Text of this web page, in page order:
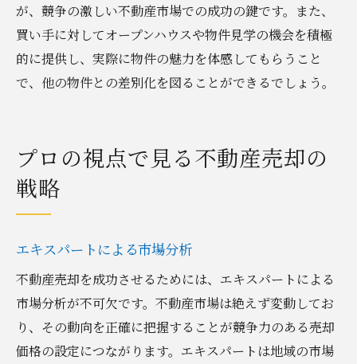
が、競争の激しい不動産市場での成功の鍵です。また、
買い手に対してオープンハウスや物件見学の機会を積極
的に提供し、実際に物件の魅力を体感してもらうこと
で、他の物件との差別化を図ることができるでしょう。
プロの視点で見る不動産売却の
戦略
エキスパートによる市場分析
不動産売却を成功させるためには、エキスパートによる
市場分析が不可欠です。不動産市場は絶えず変動してお
り、その動向を正確に把握することが競争力のある売却
価格の設定につながります。エキスパートは地域の市場